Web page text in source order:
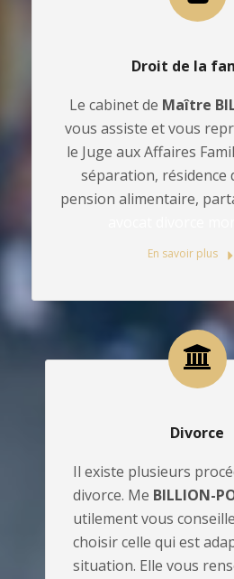
Droit de la
Le cabinet de Maître
vous assiste et vous
le Juge aux Affaires
séparation, résidence
pension alimentaire,
En savoir plus
Divorce
Il existe plusieurs
divorce. Me BILLION-
utilement vous
choisir celle qui est
situation. Elle vous